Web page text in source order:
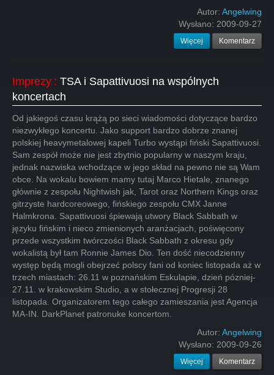
Autor: Angelwing
Wysłano: 2009-09-27
Więcej Komentarz
Imprezy : TSA i Sapattivuosi na wspólnych
koncertach
Od jakiegoś czasu krążą po sieci wiadomości dotyczące bardzo
niezwykłego koncertu. Jako support bardzo dobrze znanej
polskiej heavymetalowej kapeli Turbo wystąpi fiński Sapattivuosi.
Sam zespół może nie jest zbytnio popularny w naszym kraju,
jednak nazwiska wchodzące w jego skład na pewno nie są Wam
obce. Na wokalu bowiem mamy tutaj Marco Hietale, znanego
głównie z zespołu Nightwish jak, Tarot oraz Northern Kings oraz
gitrzyste hardcoreowego, fińskiego zespołu CMX Janne
Halmkrona. Sapattivuosi śpiewają utwory Black Sabbath w
języku fińskim i nieco zmienionych aranżacjach, poświęcony
przede wszystkim twórczości Black Sabbath z okresu gdy
wokalistą był tam Ronnie James Dio. Ten dość niecodzienny
występ będą mogli obejrzeć polscy fani od koniec listopada aż w
trzech miastach: 26.11 w poznańskim Eskulapie, dzień pózniej-
27.11. w krakowskim Studio, a w stołecznej Progresji 28
listopada. Organizatorem tego całego zamieszania jest Agencja
MA-IN. DarkPlanet patronuke koncertom.
Autor: Angelwing
Wysłano: 2009-09-26
Więcej Komentarz